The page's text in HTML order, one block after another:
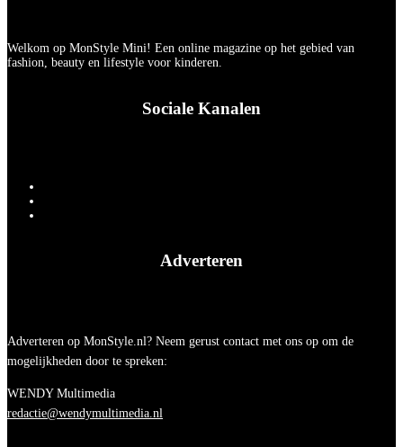
Welkom op MonStyle Mini! Een online magazine op het gebied van
fashion, beauty en lifestyle voor kinderen.
Sociale Kanalen
Adverteren
Adverteren op MonStyle.nl? Neem gerust contact met ons op om de
mogelijkheden door te spreken:
WENDY Multimedia
redactie@wendymultimedia.nl